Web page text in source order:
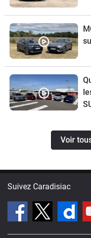
Voir
Suivez Caradisiac